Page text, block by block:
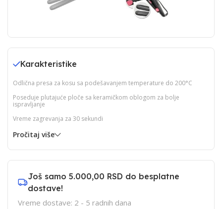
Karakteristike
Odlična presa za kosu sa podešavanjem temperature do 200°C
Poseduje plutajuće ploče sa keramičkom oblogom za bolje
ispravljanje
Vreme zagrevanja za 30 sekundi
Pročitaj više
Još samo 5.000,00 RSD do besplatne
dostave!
Vreme dostave: 2 - 5 radnih dana